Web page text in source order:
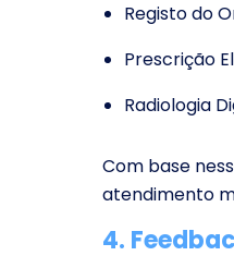
Registo do
Prescrição
Radiologia
Com base
atendimento
4.